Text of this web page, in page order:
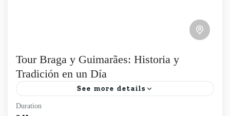
Tour Braga y Guimarães: Historia y
Tradición en un Día
See more details
Explora Minho en nuestro Tour Braga y
Duration